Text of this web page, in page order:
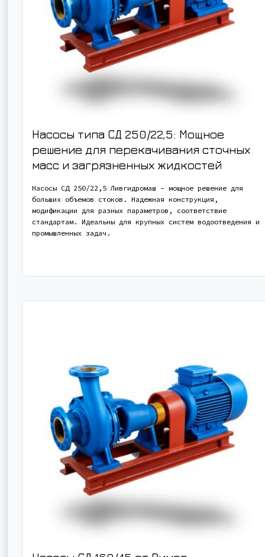
Насосы типа СД 250/22,5: Мощное
решение для перекачивания сточных
масс и загрязненных жидкостей
Насосы СД 250/22,5 Ливгидромаш – мощное решение для
больших объемов стоков. Надежная конструкция,
модификации для разных параметров, соответствие
стандартам. Идеальны для крупных систем водоотведения и
промышленных задач.